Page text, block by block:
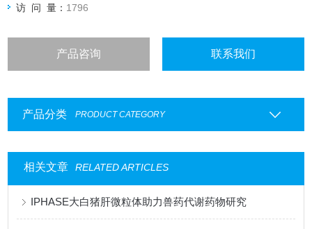
访 问 量： 1796
产品咨询 联系我们
产品分类 PRODUCT CATEGORY
相关文章 RELATED ARTICLES
IPHASE大白猪肝微粒体助力兽药代谢药物研究